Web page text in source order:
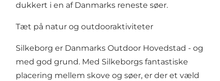
dukkert i en af Danmarks reneste søer.
Tæt på natur og outdooraktiviteter
Silkeborg er Danmarks Outdoor Hovedstad - og
med god grund. Med Silkeborgs fantastiske
placering mellem skove og søer, er der et væld